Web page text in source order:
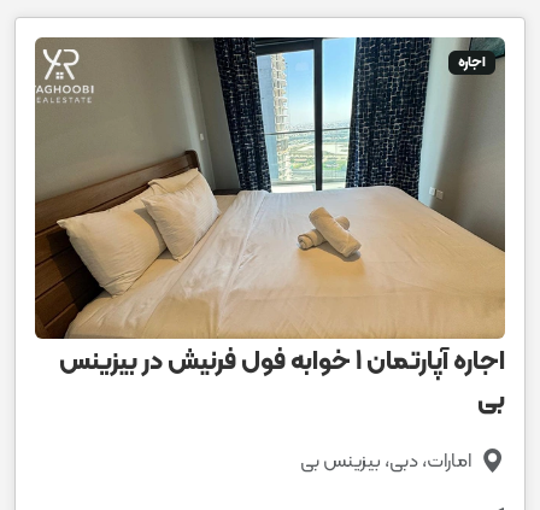
اجاره
اجاره آپارتمان 1 خوابه فول فرنیش در بیزینس
بی
امارات، دبی، بیزینس بی